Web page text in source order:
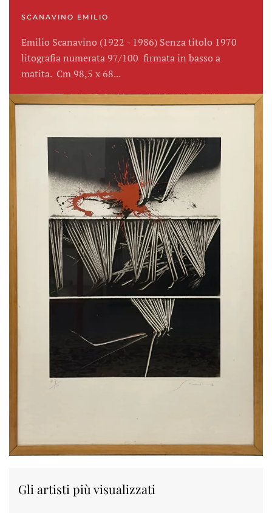
SCANAVINO EMILIO
Emilio Scanavino (1922 - 1986) Senza titolo 1970
litografia numerata 97/100 firmata in basso a
matita. Cm 98,5 x 68...
Gli artisti più visualizzati